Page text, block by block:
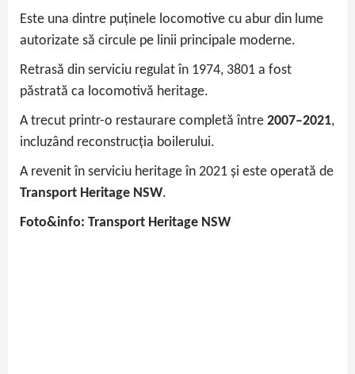
Este una dintre puținele locomotive cu abur din lume
autorizate să circule pe linii principale moderne.
Retrasă din serviciu regulat în 1974, 3801 a fost
păstrată ca locomotivă heritage.
A trecut printr-o restaurare completă între 2007–2021,
incluzând reconstrucția boilerului.
A revenit în serviciu heritage în 2021 și este operată de
Transport Heritage NSW.
Foto&info: Transport Heritage NSW